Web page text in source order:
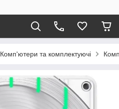
Комп'ютери та комплектуючі